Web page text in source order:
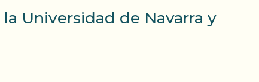
Universidad de Navarra y